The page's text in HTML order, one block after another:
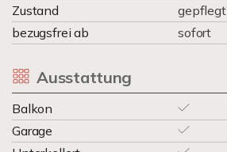
Zustand
gepflegt
bezugsfrei ab
sofort
Ausstattung
Balkon
Garage